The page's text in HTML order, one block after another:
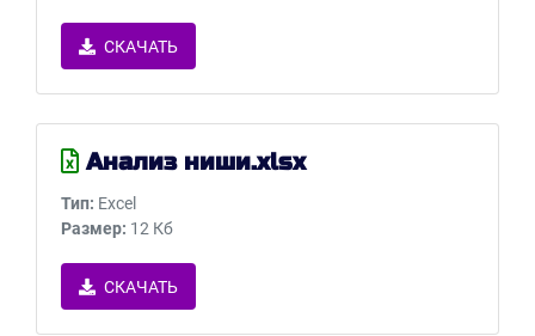
СКАЧАТЬ
Анализ ниши.xlsx
Тип: Excel
Размер: 12 Кб
СКАЧАТЬ